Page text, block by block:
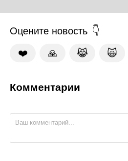
Оцените новость
❤️ 🙏 😹 🙀
Комментарии